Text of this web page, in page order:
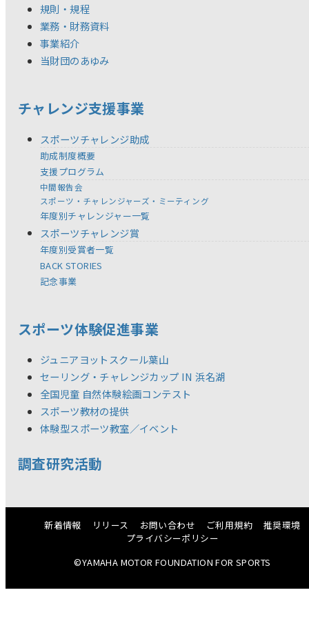
規則・規程
業務・財務資料
事業紹介
当財団のあゆみ
チャレンジ支援事業
スポーツチャレンジ助成
助成制度概要
支援プログラム
中間報告会
スポーツ・チャレンジャーズ・ミーティング
年度別チャレンジャー一覧
スポーツチャレンジ賞
年度別受賞者一覧
BACK STORIES
記念事業
スポーツ体験促進事業
ジュニアヨットスクール葉山
セーリング・チャレンジカップ IN 浜名湖
全国児童 自然体験絵画コンテスト
スポーツ教材の提供
体験型スポーツ教室／イベント
調査研究活動
新着情報 リリース お問い合わせ ご利用規約
推奨環境
プライバシーポリシー
©YAMAHA MOTOR FOUNDATION FOR SPORTS